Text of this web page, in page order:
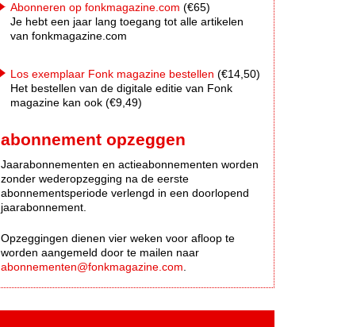
Abonneren op fonkmagazine.com (€65)
Je hebt een jaar lang toegang tot alle artikelen
van fonkmagazine.com
Los exemplaar Fonk magazine bestellen (€14,50)
Het bestellen van de digitale editie van Fonk
magazine kan ook (€9,49)
abonnement opzeggen
Jaarabonnementen en actieabonnementen worden
zonder wederopzegging na de eerste
abonnementsperiode verlengd in een doorlopend
jaarabonnement.
Opzeggingen dienen vier weken voor afloop te
worden aangemeld door te mailen naar
abonnementen@fonkmagazine.com